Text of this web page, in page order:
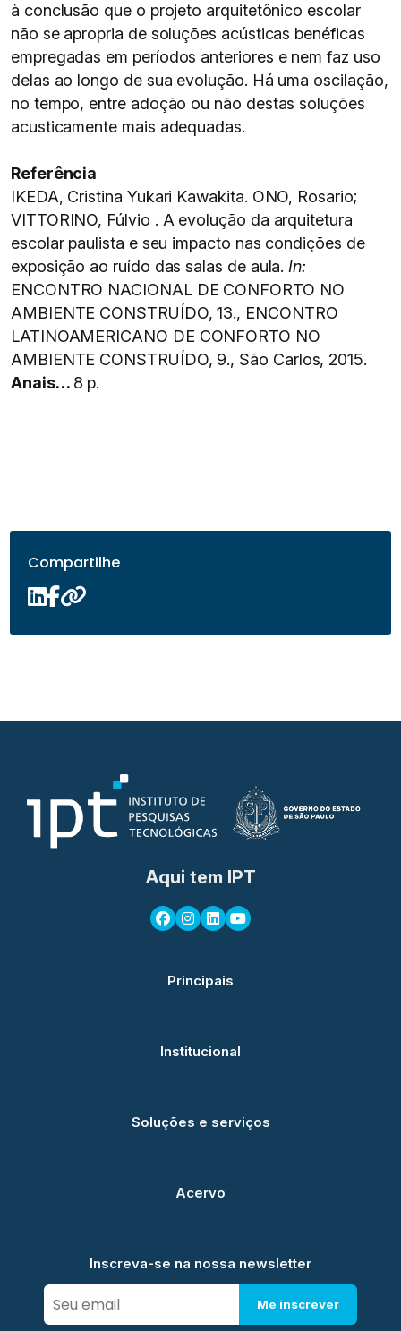
à conclusão que o projeto arquitetônico escolar
não se apropria de soluções acústicas benéficas
empregadas em períodos anteriores e nem faz uso
delas ao longo de sua evolução. Há uma oscilação,
no tempo, entre adoção ou não destas soluções
acusticamente mais adequadas.
Referência
IKEDA, Cristina Yukari Kawakita. ONO, Rosario;
VITTORINO, Fúlvio . A evolução da arquitetura
escolar paulista e seu impacto nas condições de
exposição ao ruído das salas de aula. In:
ENCONTRO NACIONAL DE CONFORTO NO
AMBIENTE CONSTRUÍDO, 13., ENCONTRO
LATINOAMERICANO DE CONFORTO NO
AMBIENTE CONSTRUÍDO, 9., São Carlos, 2015.
Anais… 8 p.
Compartilhe
Aqui tem IPT
Principais
Institucional
Soluções e serviços
Acervo
Inscreva-se na nossa newsletter
Me inscrever